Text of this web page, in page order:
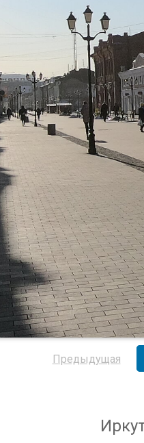
Предыдущая